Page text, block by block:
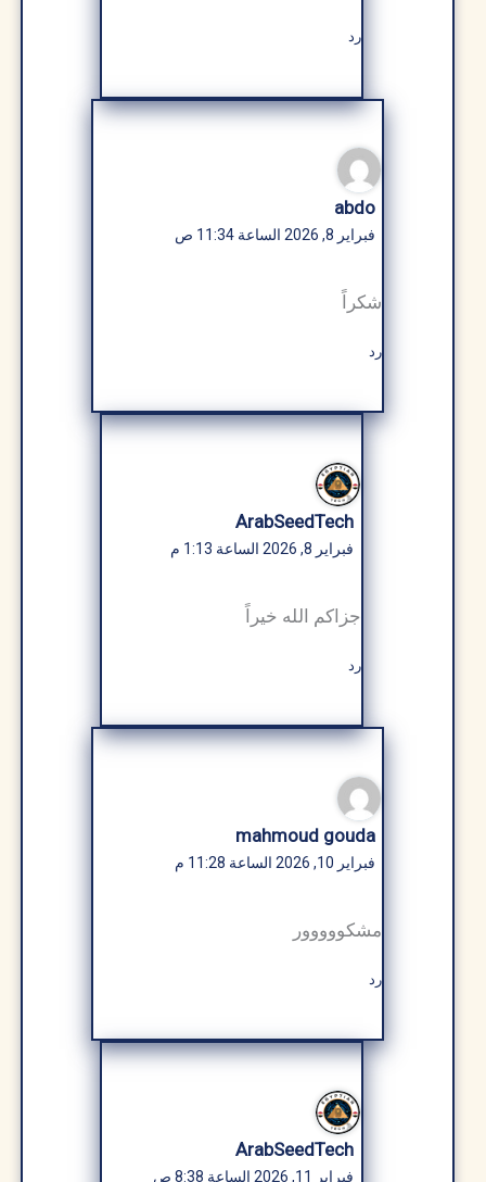
رد
abdo
فبراير 8, 2026 الساعة 11:34 ص
شكراً
رد
ArabSeedTech
فبراير 8, 2026 الساعة 1:13 م
جزاكم الله خيراً
رد
mahmoud gouda
فبراير 10, 2026 الساعة 11:28 م
مشكووووور
رد
ArabSeedTech
فبراير 11, 2026 الساعة 8:38 ص